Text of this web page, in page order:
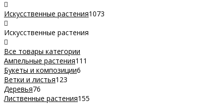
Искусственные растения1073
Искусственные растения
Все товары категории
Ампельные растения111
Букеты и композиции6
Ветки и листья123
Деревья76
Лиственные растения155